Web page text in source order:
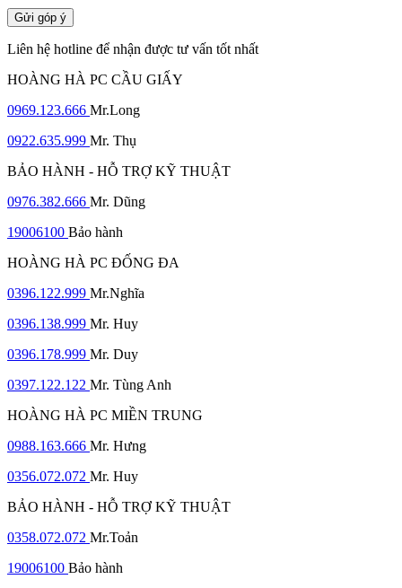
Gửi góp ý
Liên hệ hotline để nhận được tư vấn tốt nhất
HOÀNG HÀ PC CẦU GIẤY
0969.123.666 Mr.Long
0922.635.999 Mr. Thụ
BẢO HÀNH - HỖ TRỢ KỸ THUẬT
0976.382.666 Mr. Dũng
19006100 Bảo hành
HOÀNG HÀ PC ĐỐNG ĐA
0396.122.999 Mr.Nghĩa
0396.138.999 Mr. Huy
0396.178.999 Mr. Duy
0397.122.122 Mr. Tùng Anh
HOÀNG HÀ PC MIỀN TRUNG
0988.163.666 Mr. Hưng
0356.072.072 Mr. Huy
BẢO HÀNH - HỖ TRỢ KỸ THUẬT
0358.072.072 Mr.Toản
19006100 Bảo hành